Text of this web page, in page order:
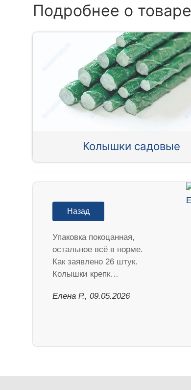
Подробнее о товаре
Колышки садовые
Назад
Упаковка покоцанная,
остальное всё в норме.
Как заявлено 26 штук.
Колышки крепк…
Елена Р., 09.05.2026